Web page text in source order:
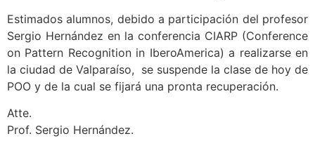
Estimados alumnos, debido a participación del profesor
Sergio Hernández en la conferencia CIARP (Conference
on Pattern Recognition in IberoAmerica) a realizarse en
la ciudad de Valparaíso, se suspende la clase de hoy de
POO y de la cual se fijará una pronta recuperación.
Atte.
Prof. Sergio Hernández.